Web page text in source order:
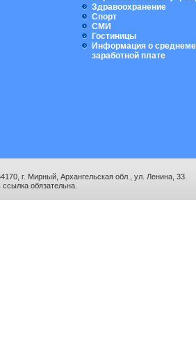
Здравоохранение
Спорт
СМИ
Гостиницы
Информация о
заработной плате
г. Мирный, Архангельская обл., ул. Ленина, 33.
обязательна.